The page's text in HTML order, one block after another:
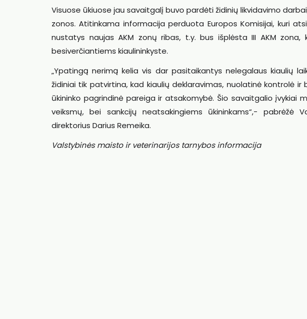
Visuose ūkiuose jau savaitgalį buvo pardėti židinių likvidavimo
zonos. Atitinkama informacija perduota Europos Komisijai, kuri
nustatys naujas AKM zonų ribas, t.y. bus išplėsta III AKM
besiverčiantiems kiaulininkyste.
„Ypatingą nerimą kelia vis dar pasitaikantys nelegalaus kiaulių
židiniai tik patvirtina, kad kiaulių deklaravimas, nuolatinė kontrolė
ūkininko pagrindinė pareiga ir atsakomybė. Šio savaitgalio įvykiai
veiksmų, bei sankcijų neatsakingiems ūkininkams“,- pabrėžė
direktorius Darius Remeika.
Valstybinės maisto ir veterinarijos tarnybos informacija